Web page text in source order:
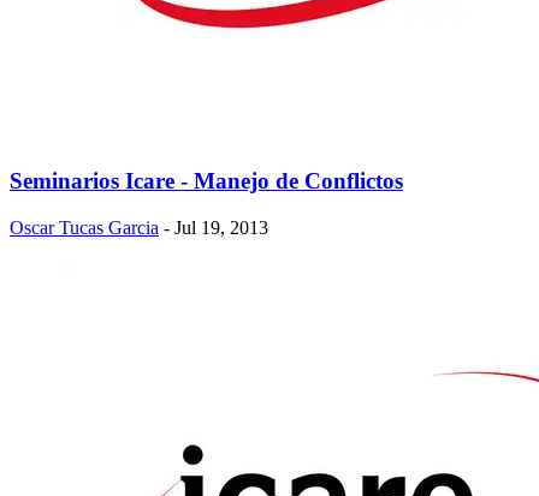
Seminarios Icare - Manejo de Conflictos
Oscar Tucas Garcia - Jul 19, 2013